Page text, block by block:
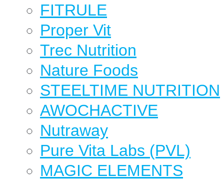
FITRULE
Proper Vit
Trec Nutrition
Nature Foods
STEELTIME NUTRITION
AWOCHACTIVE
Nutraway
Pure Vita Labs (PVL)
MAGIC ELEMENTS